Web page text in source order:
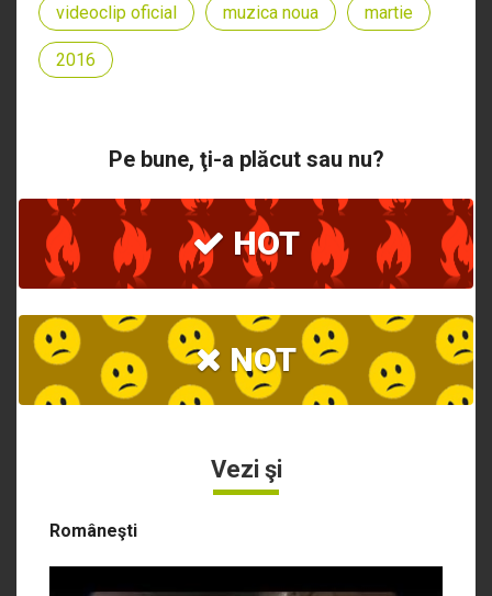
videoclip oficial muzica noua martie
2016
Pe bune, ţi-a plăcut sau nu?
HOT
NOT
Vezi şi
Româneşti